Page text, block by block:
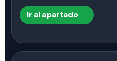
Ir al apartado →